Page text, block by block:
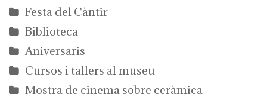
Festa del Càntir
Biblioteca
Aniversaris
Cursos i tallers al museu
Mostra de cinema sobre ceràmica